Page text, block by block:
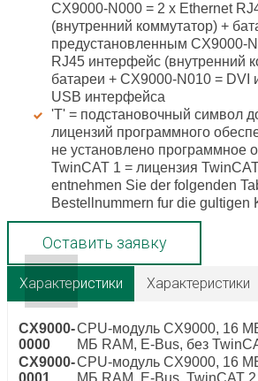
CX9000-N000 = 2 x Ethernet
(внутренний коммутатор) +
предустановленным CX9000-
RJ45 интерфейс (внутренний
батареи + CX9000-N010 = DVI
USB интерфейса
'T' = подстановочный символ
лицензий программного
не установлено программное
TwinCAT 1 = лицензия
entnehmen Sie der folgenden
Bestellnummern fur die gultigen
Оставить заявку
Характеристики Характеристики
CX9000-
0000
CPU-модуль CX9000, 16
МБ RAM, E-Bus, без
CX9000-
0001
CPU-модуль CX9000, 16
МБ RAM, E-Bus, TwinCAT